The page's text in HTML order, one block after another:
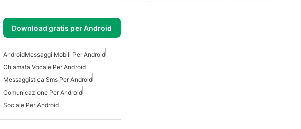
Download gratis per Android
AndroidMessaggi Mobili Per Android
Chiamata Vocale Per Android
Messaggistica Sms Per Android
Comunicazione Per Android
Sociale Per Android